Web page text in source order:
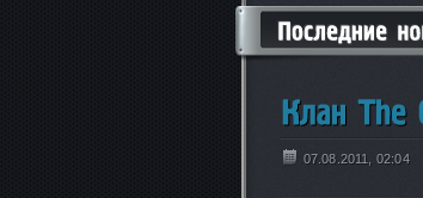
07.08.2011, 02:04